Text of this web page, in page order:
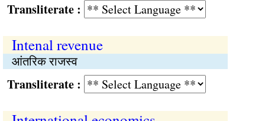
:
Intenal revenue
आंतरिक राजस्व
: